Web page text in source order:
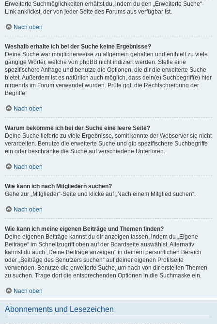
Erweiterte Suchmöglichkeiten erhältst du, indem du den „Erweiterte Suche“-
Link anklickst, der von jeder Seite des Forums aus verfügbar ist.
Nach oben
Weshalb erhalte ich bei der Suche keine Ergebnisse?
Deine Suche war möglicherweise zu allgemein gehalten und enthielt zu viele
gängige Wörter, welche von phpBB nicht indiziert werden. Stelle eine
spezifischere Anfrage und benutze die Optionen, die dir die erweiterte Suche
bietet. Außerdem ist es natürlich auch möglich, dass dein(e) Suchbegriff(e) hier
nirgends im Forum verwendet wurden. Prüfe ggf. die Rechtschreibung der
Begriffe!
Nach oben
Warum bekomme ich bei der Suche eine leere Seite?
Deine Suche lieferte zu viele Ergebnisse, somit konnte der Webserver sie nicht
verarbeiten. Benutze die erweiterte Suche und gib spezifischere Suchbegriffe
ein oder beschränke die Suche auf verschiedene Unterforen.
Nach oben
Wie kann ich nach Mitgliedern suchen?
Gehe zur „Mitglieder“-Seite und klicke auf „Nach einem Mitglied suchen“.
Nach oben
Wie kann ich meine eigenen Beiträge und Themen finden?
Deine eigenen Beiträge kannst du dir anzeigen lassen, indem du „Eigene
Beiträge“ im Schnellzugriff oben auf der Boardseite auswählst. Alternativ
kannst du auch „Deine Beiträge anzeigen“ in deinem persönlichen Bereich
oder „Beiträge des Benutzers suchen“ auf deiner eigenen Profilseite
verwenden. Benutze die erweiterte Suche, um nach von dir erstellen Themen
zu suchen. Trage dort die entsprechenden Optionen in die Suchmaske ein.
Nach oben
Abonnements und Lesezeichen